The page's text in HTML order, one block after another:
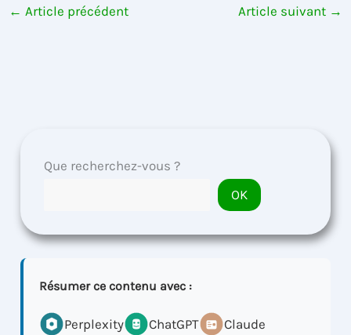
← Article précédent Article suivant →
Que recherchez-vous ?
OK
Résumer ce contenu avec :
Perplexity ChatGPT
Claude